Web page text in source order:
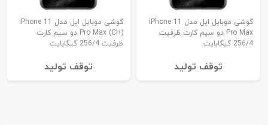
گوشی موبایل اپل مدل iPhone 11
Pro Max دو سیم کارت ظرفیت
256/4 گیگابایت
توقف تولید
گوشی موبایل اپل مدل iPhone 11
Pro Max (CH) دو سیم کارت
ظرفیت 256/4 گیگابایت
توقف تولید